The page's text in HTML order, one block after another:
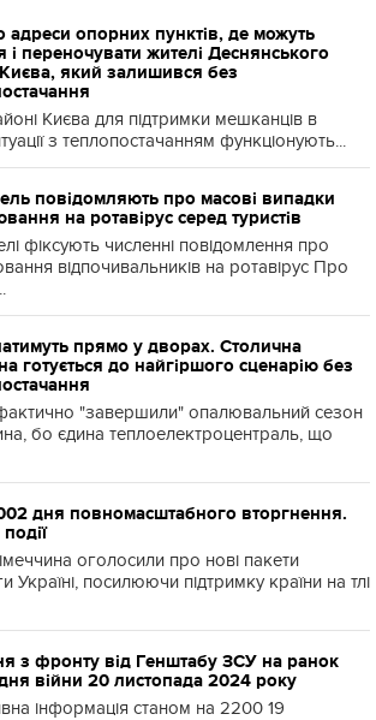
адреси опорних пунктів, де можуть
і переночувати жителі Деснянського
який залишився без
Києва для підтримки мешканців в
з теплопостачанням функціонують...
повідомляють про масові випадки
на ротавірус серед туристів
фіксують численні повідомлення про
відпочивальників на ротавірус Про
прямо у дворах. Столична
готується до найгіршого сценарію без
"завершили" опалювальний сезон
бо єдина теплоелектроцентраль, що
дня повномасштабного вторгнення.
оголосили про нові пакети
Україні, посилюючи підтримку країни на тлі
з фронту від Генштабу ЗСУ на ранок
війни 20 листопада 2024 року
інформація станом на 2200 19